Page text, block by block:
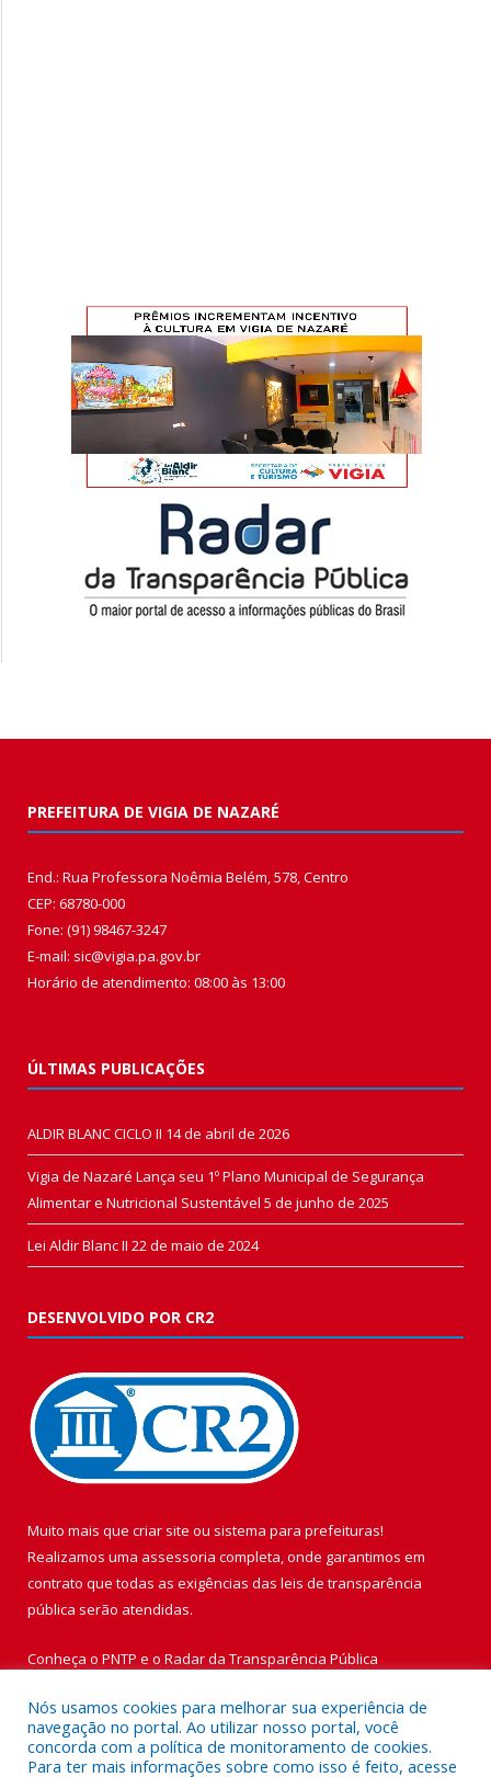
PREFEITURA DE VIGIA DE NAZARÉ
End.: Rua Professora Noêmia Belém, 578, Centro
CEP: 68780-000
Fone: (91) 98467-3247
E-mail: sic@vigia.pa.gov.br
Horário de atendimento: 08:00 às 13:00
ÚLTIMAS PUBLICAÇÕES
ALDIR BLANC CICLO II 14 de abril de 2026
Vigia de Nazaré Lança seu 1º Plano Municipal de Segurança
Alimentar e Nutricional Sustentável 5 de junho de 2025
Lei Aldir Blanc II 22 de maio de 2024
DESENVOLVIDO POR CR2
Muito mais que criar site ou sistema para prefeituras!
Realizamos uma assessoria completa, onde garantimos em
contrato que todas as exigências das leis de transparência
pública serão atendidas.
Conheça o PNTP e o Radar da Transparência Pública
Nós usamos cookies para melhorar sua experiência de
navegação no portal. Ao utilizar nosso portal, você
concorda com a política de monitoramento de cookies.
Para ter mais informações sobre como isso é feito, acesse